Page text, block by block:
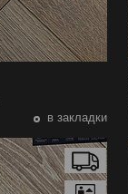
в закладки